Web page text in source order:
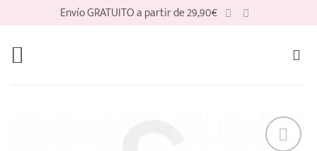
contenido
Envío GRATUITO a partir de 29,90€